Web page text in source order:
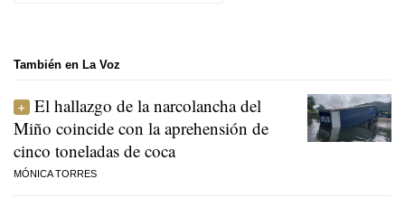
También en La Voz
El hallazgo de la narcolancha del
Miño coincide con la aprehensión de
cinco toneladas de coca
MÓNICA TORRES